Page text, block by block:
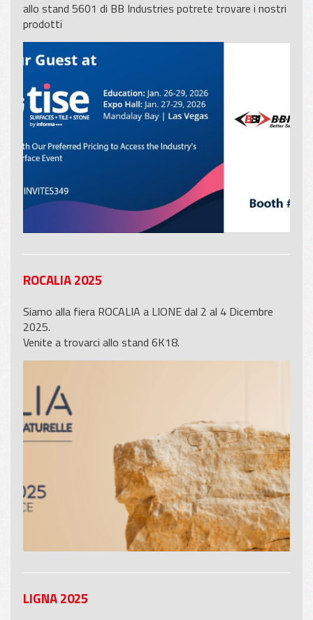
allo stand 5601 di BB Industries potrete trovare i nostri
prodotti
ROCALIA 2025
Siamo alla fiera ROCALIA a LIONE dal 2 al 4 Dicembre
2025.
Venite a trovarci allo stand 6K18.
LIGNA 2025